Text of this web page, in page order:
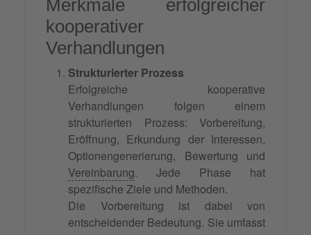
Merkmale erfolgreicher
kooperativer
Verhandlungen
Strukturierter Prozess
Erfolgreiche kooperative
Verhandlungen folgen einem
strukturierten Prozess: Vorbereitung,
Eröffnung, Erkundung der Interessen,
Optionengenerierung, Bewertung und
Vereinbarung. Jede Phase hat
spezifische Ziele und Methoden.
Die Vorbereitung ist dabei von
entscheidender Bedeutung. Sie umfasst